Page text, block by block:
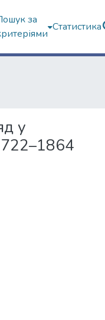
за
Статистика
у